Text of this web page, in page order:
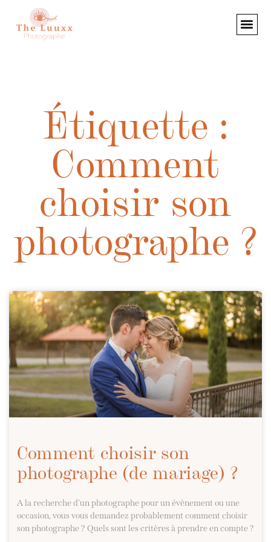
Étiquette :
Comment
choisir son
photographe ?
Comment choisir son
photographe (de mariage) ?
A la recherche d’un photographe pour un évènement ou une
occasion, vous vous demandez probablement comment choisir
son photographe ? Quels sont les critères à prendre en compte ?